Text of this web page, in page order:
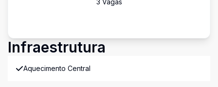
3 Vagas
Infraestrutura
Aquecimento Central